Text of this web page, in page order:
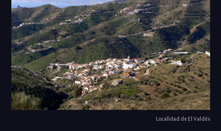
Localidad de El Valdés